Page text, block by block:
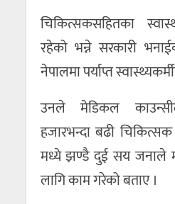
चिकित्सकसहितका
रहेको भन्ने सरकारी
नेपालमा पर्याप्त
उनले मेडिकल
हजारभन्दा बढी
मध्ये झण्डै दुई सय जनाले
लागि काम गरेको बताए ।